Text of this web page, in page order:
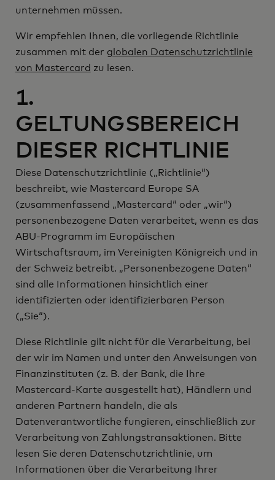
unternehmen müssen.
Wir empfehlen Ihnen, die vorliegende Richtlinie
zusammen mit der globalen Datenschutzrichtlinie
von Mastercard zu lesen.
1.
GELTUNGSBEREICH
DIESER RICHTLINIE
Diese Datenschutzrichtlinie („Richtlinie“)
beschreibt, wie Mastercard Europe SA
(zusammenfassend „Mastercard“ oder „wir“)
personenbezogene Daten verarbeitet, wenn es das
ABU-Programm im Europäischen
Wirtschaftsraum, im Vereinigten Königreich und in
der Schweiz betreibt. „Personenbezogene Daten“
sind alle Informationen hinsichtlich einer
identifizierten oder identifizierbaren Person
(„Sie“).
Diese Richtlinie gilt nicht für die Verarbeitung, bei
der wir im Namen und unter den Anweisungen von
Finanzinstituten (z. B. der Bank, die Ihre
Mastercard-Karte ausgestellt hat), Händlern und
anderen Partnern handeln, die als
Datenverantwortliche fungieren, einschließlich zur
Verarbeitung von Zahlungstransaktionen. Bitte
lesen Sie deren Datenschutzrichtlinie, um
Informationen über die Verarbeitung Ihrer